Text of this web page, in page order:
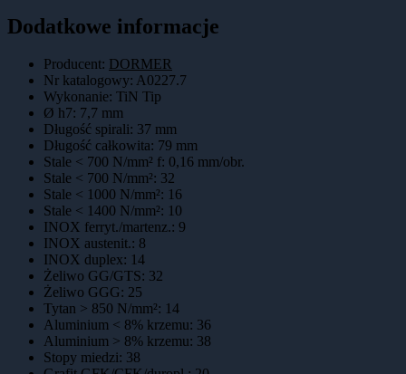
Dodatkowe informacje
Producent: DORMER
Nr katalogowy: A0227.7
Wykonanie: TiN Tip
Ø h7: 7,7 mm
Długość spirali: 37 mm
Długość całkowita: 79 mm
Stale < 700 N/mm² f: 0,16 mm/obr.
Stale < 700 N/mm²: 32
Stale < 1000 N/mm²: 16
Stale < 1400 N/mm²: 10
INOX ferryt./martenz.: 9
INOX austenit.: 8
INOX duplex: 14
Żeliwo GG/GTS: 32
Żeliwo GGG: 25
Tytan > 850 N/mm²: 14
Aluminium < 8% krzemu: 36
Aluminium > 8% krzemu: 38
Stopy miedzi: 38